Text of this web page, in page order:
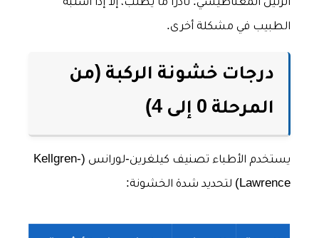
الرنين المغناطيسي: نادراً ما يُطلب، إلا إذا اشتبه
الطبيب في مشكلة أخرى.
درجات خشونة الركبة (من
المرحلة 0 إلى 4)
يستخدم الأطباء تصنيف كيلغرين-لورانس (Kellgren-
Lawrence) لتحديد شدة الخشونة: